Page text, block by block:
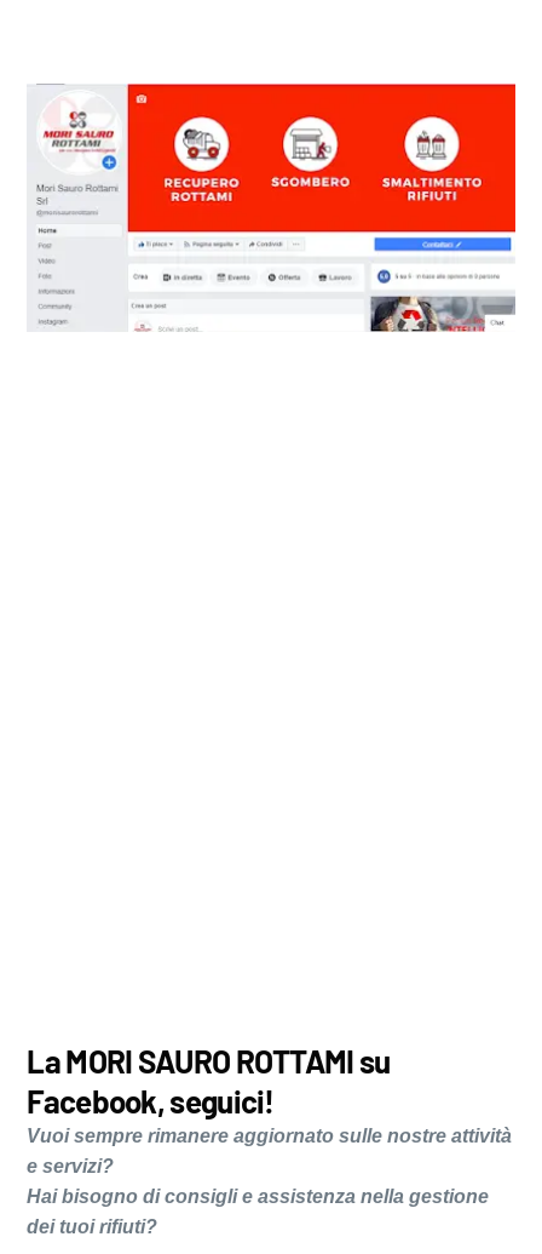
La MORI SAURO ROTTAMI su
Facebook, seguici!
Vuoi sempre rimanere aggiornato sulle nostre attività
e servizi?
Hai bisogno di consigli e assistenza nella gestione
dei tuoi rifiuti?